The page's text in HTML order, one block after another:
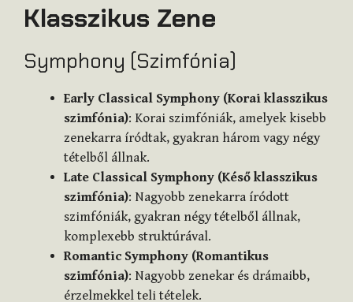
Klasszikus Zene
Symphony (Szimfónia)
Early Classical Symphony (Korai klasszikus
szimfónia): Korai szimfóniák, amelyek kisebb
zenekarra íródtak, gyakran három vagy négy
tételből állnak.
Late Classical Symphony (Késő klasszikus
szimfónia): Nagyobb zenekarra íródott
szimfóniák, gyakran négy tételből állnak,
komplexebb struktúrával.
Romantic Symphony (Romantikus
szimfónia): Nagyobb zenekar és drámaibb,
érzelmekkel teli tételek.